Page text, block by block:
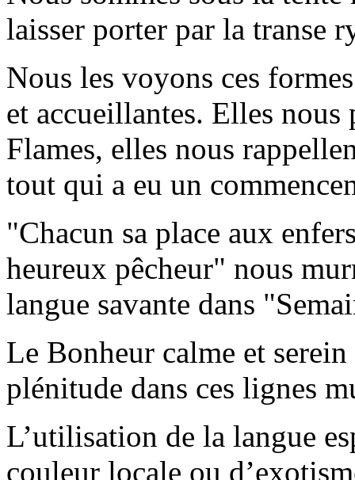
laisser porter par la transe
Nous les voyons ces
et accueillantes. Elles
Flames, elles nous
tout qui a eu un
"Chacun sa place aux
heureux pêcheur" nous
langue savante dans
Le Bonheur calme et serein
plénitude dans ces lignes
L’utilisation de la langue
couleur locale ou